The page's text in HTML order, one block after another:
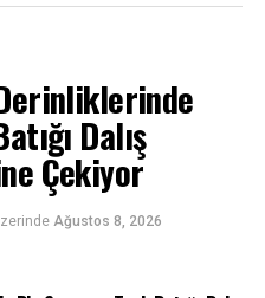
Tiğrak’ın
bu yana haber
Tiğrak için başlatılan
yaşandı. Uzun süredir
kadının bir cinayete
güçlendirirken,
Dalış
Çekiyor
Ağustos 8, 2026